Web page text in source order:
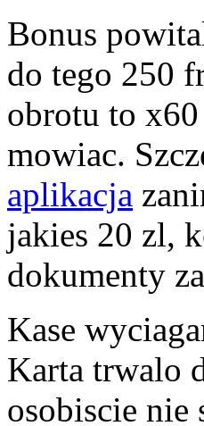
Bonus
do tego 250
obrotu to
mowiac.
aplikacja
jakies 20 zl,
dokumenty
Kase
Karta trwalo
osobiscie nie